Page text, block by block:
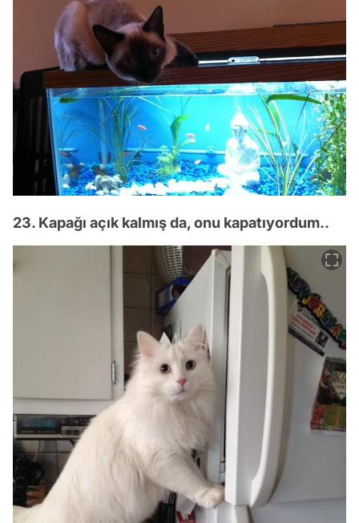
23. Kapağı açık kalmış da, onu kapatıyordum..